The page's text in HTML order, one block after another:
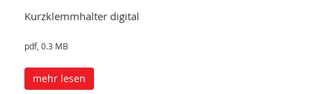
Kurzklemmhalter digital
pdf, 0.3 MB
mehr lesen